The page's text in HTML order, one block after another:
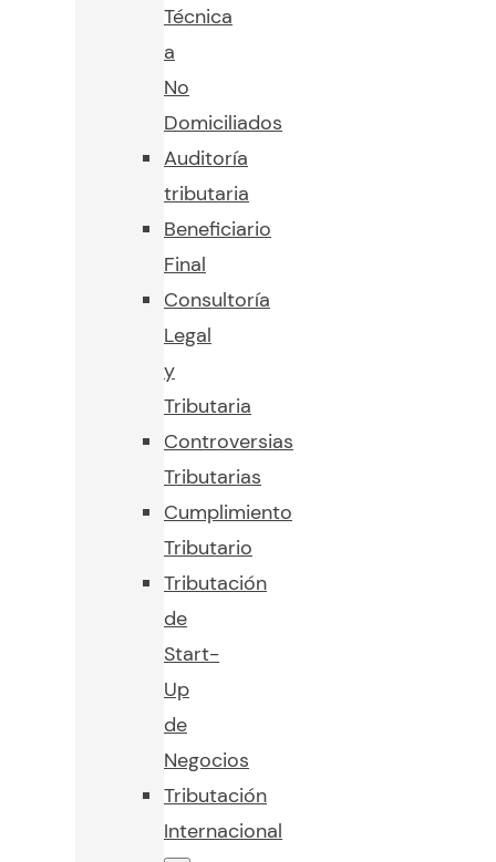
Técnica
a
No
Domiciliados
Auditoría
tributaria
Beneficiario
Final
Consultoría
Legal
y
Tributaria
Controversias
Tributarias
Cumplimiento
Tributario
Tributación
de
Start-
Up
de
Negocios
Tributación
Internacional